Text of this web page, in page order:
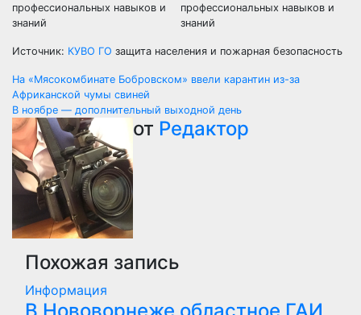
Источник: КУВО ГО защита населения и пожарная безопасность
Навигация
по
записям
На «Мясокомбинате Бобровском» ввели карантин из-за
Африканской чумы свиней
В ноябре — дополнительный выходной день
от Редактор
Похожая запись
Информация
В Нововорнеже областное ГАИ